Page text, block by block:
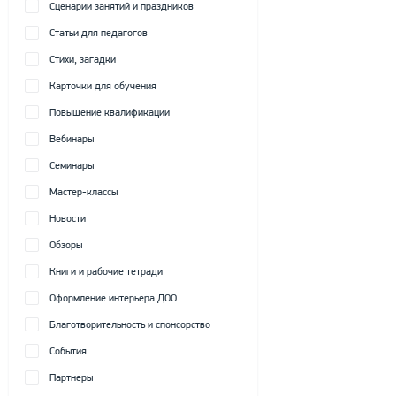
Сценарии занятий и праздников
Статьи для педагогов
Стихи, загадки
Карточки для обучения
Повышение квалификации
Вебинары
Семинары
Мастер-классы
Новости
Обзоры
Книги и рабочие тетради
Оформление интерьера ДОО
Благотворительность и спонсорство
События
Партнеры